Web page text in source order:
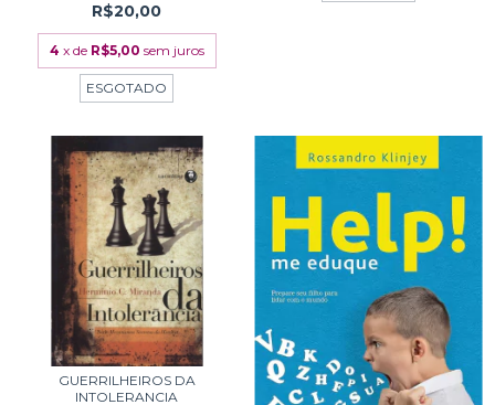
R$20,00
4 x de R$5,00 sem juros
ESGOTADO
GUERRILHEIROS DA
INTOLERANCIA